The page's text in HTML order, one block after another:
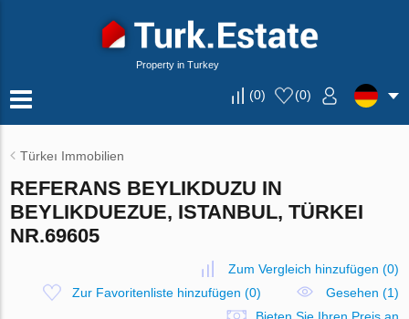
Property in Turkey
(0) (0)
Türkeı Immobilien
REFERANS BEYLIKDUZU IN
BEYLIKDUEZUE, ISTANBUL, TÜRKEI
NR.69605
Zum Vergleich hinzufügen (0)
Zur Favoritenliste hinzufügen (0)
Gesehen (1)